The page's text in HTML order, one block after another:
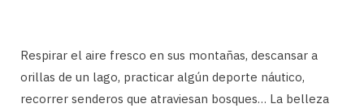
Respirar el aire fresco en sus montañas, descansar a
orillas de un lago, practicar algún deporte náutico,
recorrer senderos que atraviesan bosques… La belleza